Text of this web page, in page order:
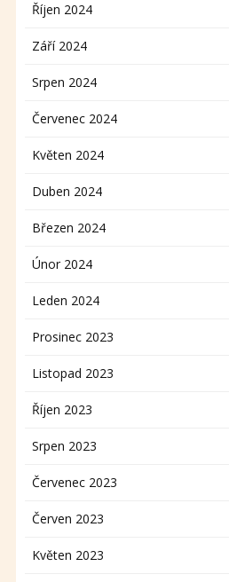
Říjen 2024
Září 2024
Srpen 2024
Červenec 2024
Květen 2024
Duben 2024
Březen 2024
Únor 2024
Leden 2024
Prosinec 2023
Listopad 2023
Říjen 2023
Srpen 2023
Červenec 2023
Červen 2023
Květen 2023